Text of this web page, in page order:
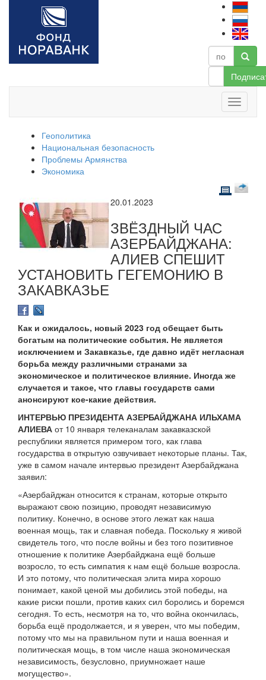
Геополитика
Национальная безопасность
Проблемы Армянства
Экономика
20.01.2023
ЗВЁЗДНЫЙ ЧАС
АЗЕРБАЙДЖАНА:
АЛИЕВ СПЕШИТ
УСТАНОВИТЬ ГЕГЕМОНИЮ В
ЗАКАВКАЗЬЕ
Как и ожидалось, новый 2023 год обещает быть
богатым на политические события. Не является
исключением и Закавказье, где давно идёт негласная
борьба между различными странами за
экономическое и политическое влияние. Иногда же
случается и такое, что главы государств сами
анонсируют кое-какие действия.
ИНТЕРВЬЮ ПРЕЗИДЕНТА АЗЕРБАЙДЖАНА ИЛЬХАМА
АЛИЕВА от 10 января телеканалам закавказской
республики является примером того, как глава
государства в открытую озвучивает некоторые планы. Так,
уже в самом начале интервью президент Азербайджана
заявил:
«Азербайджан относится к странам, которые открыто
выражают свою позицию, проводят независимую
политику. Конечно, в основе этого лежат как наша
военная мощь, так и славная победа. Поскольку я живой
свидетель того, что после войны и без того позитивное
отношение к политике Азербайджана ещё больше
возросло, то есть симпатия к нам ещё больше возросла.
И это потому, что политическая элита мира хорошо
понимает, какой ценой мы добились этой победы, на
какие риски пошли, против каких сил боролись и боремся
сегодня. То есть, несмотря на то, что война окончилась,
борьба ещё продолжается, и я уверен, что мы победим,
потому что мы на правильном пути и наша военная и
политическая мощь, в том числе наша экономическая
независимость, безусловно, приумножает наше
могущество».